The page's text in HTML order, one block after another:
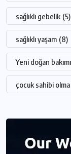
sağlıklı gebelik (5)
sağlıklı yaşam (8)
Yeni doğan bakımı
çocuk sahibi olma